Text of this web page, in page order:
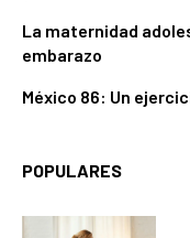
La maternidad
embarazo
México 86: Un
POPULARES